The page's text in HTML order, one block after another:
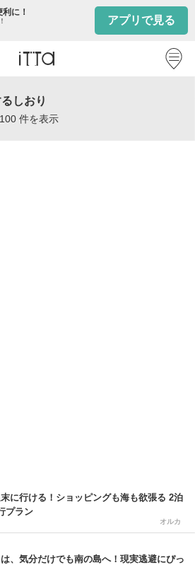
に！
アプリで見る
しおり
件を表示
末に行ける！ショッピングも海も欲張る 2泊
プラン
オルカ
、気分だけでも南の島へ！現実逃避にぴっ